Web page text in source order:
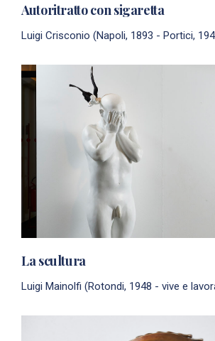
Autoritratto con sigaretta
Luigi Crisconio (Napoli, 1893 - Portici,
La scultura
Luigi Mainolfi (Rotondi, 1948 - vive e